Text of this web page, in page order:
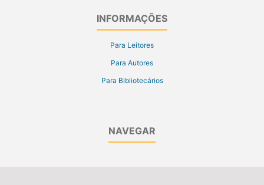
INFORMAÇÕES
Para Leitores
Para Autores
Para Bibliotecários
NAVEGAR